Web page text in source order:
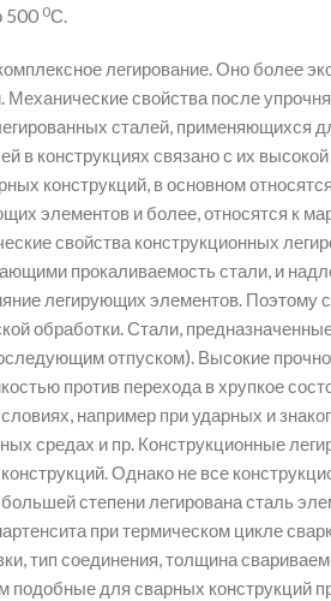
500 0С.
легирование. Оно более
Механические свойства после
сталей, применяющихся
в конструкциях связано с их
конструкций, в основном
элементов и более, относятся к
свойства конструкционных
прокаливаемость стали, и
легирующих элементов. Поэтому
обработки. Стали,
отпуском). Высокие
против перехода в хрупкое
например при ударных и
средах и пр. Конструкционные
Однако не все
степени легирована сталь
при термическом цикле
тип соединения, толщина
для сварных конструкций